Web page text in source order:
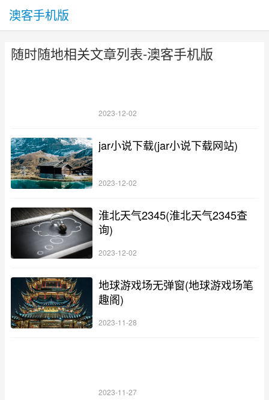
澳客手机版
随时随地相关文章列表-澳客手机版
2023-12-02
jar小说下载(jar小说下载网站)
2023-12-02
淮北天气2345(淮北天气2345查
询)
2023-12-02
地球游戏场无弹窗(地球游戏场笔
趣阁)
2023-11-28
2023-11-27